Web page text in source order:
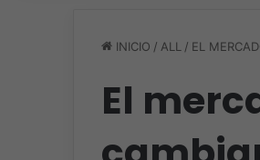
INICIO / ALL / EL
El